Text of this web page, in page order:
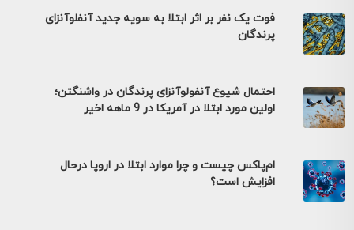
فوت یک نفر بر اثر ابتلا به سویه جدید آنفلوآنزای
پرندگان
احتمال شیوع آنفولوآنزای پرندگان در واشنگتن؛
اولین مورد ابتلا در آمریکا در 9 ماهه اخیر
ام‌پاکس چیست و چرا موارد ابتلا در اروپا درحال
افزایش است؟